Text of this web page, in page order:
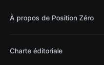
À propos de Position Zéro
Charte éditoriale